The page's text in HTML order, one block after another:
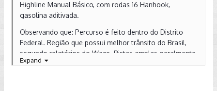
Highline Manual Básico, com rodas 16 Hanhook,
gasolina aditivada.
Observando que: Percurso é feito dentro do Distrito
Federal. Região que possui melhor trânsito do Brasil,
segundo relatórios do Waze. Pistas amplas geralmente
com 3 ou 4 faixas, trânsito fluído, pouquíssimos
Expand